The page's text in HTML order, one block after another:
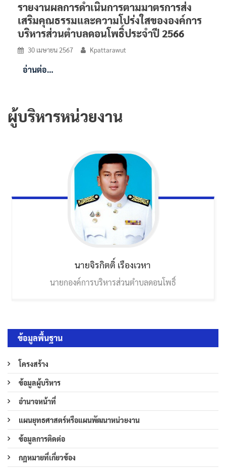
รายงานผลการดำเนินการตามมาตรการส่ง
เสริมคุณธรรมและความโปร่งใสขององค์การ
บริหารส่วนตำบลดอนโพธิ์ประจำปี 2566
30 เมษายน 2567 Kpattarawut
อ่านต่อ…
ผู้บริหารหน่วยงาน
นายจิรกิตติ์ เรืองเวหา
นายกองค์การบริหารส่วนตำบลดอนโพธิ์
ข้อมูลพื้นฐาน
โครงสร้าง
ข้อมูลผู้บริหาร
อำนาจหน้าที่
แผนยุทธศาสตร์หรือแผนพัฒนาหน่วยงาน
ข้อมูลการติดต่อ
กฎหมายที่เกี่ยวข้อง